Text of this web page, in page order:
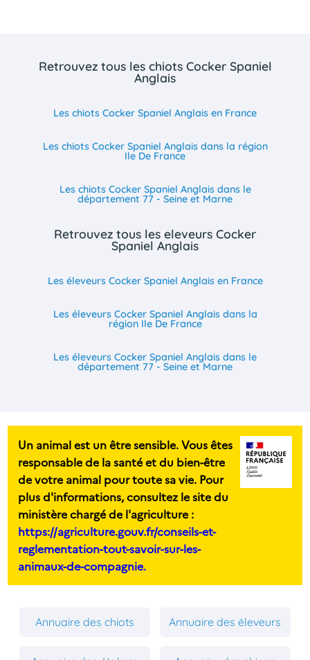
Retrouvez tous les chiots Cocker Spaniel
Anglais
Les chiots Cocker Spaniel Anglais en France
Les chiots Cocker Spaniel Anglais dans la région
Ile De France
Les chiots Cocker Spaniel Anglais dans le
département 77 - Seine et Marne
Retrouvez tous les eleveurs Cocker
Spaniel Anglais
Les éleveurs Cocker Spaniel Anglais en France
Les éleveurs Cocker Spaniel Anglais dans la
région Ile De France
Les éleveurs Cocker Spaniel Anglais dans le
département 77 - Seine et Marne
Un animal est un être sensible. Vous êtes
responsable de la santé et du bien-être
de votre animal pour toute sa vie. Pour
plus d'informations, consultez le site du
ministère chargé de l'agriculture :
https://agriculture.gouv.fr/conseils-et-
reglementation-tout-savoir-sur-les-
animaux-de-compagnie.
Annuaire des chiots Annuaire des éleveurs